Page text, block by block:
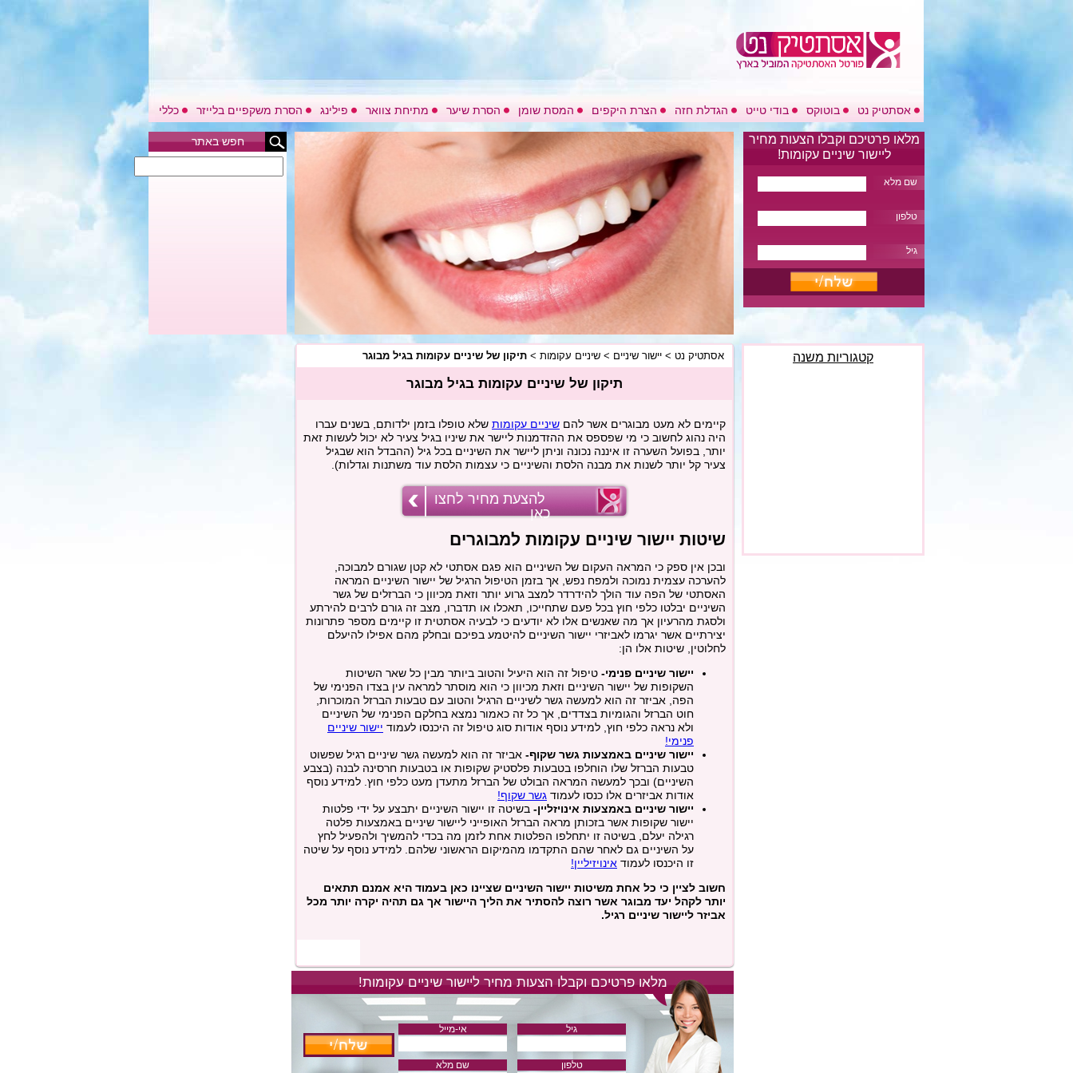
אסתטיק נט בוטוקס בודי טייט הגדלת חזה הצרת היקפים המסת שומן הסרת שיער מתיחת צוואר פילינג הסרת משקפיים בלייזר
כללי
בלוג
חפש באתר
אסתטיק נט > יישור שיניים > שיניים עקומות > תיקון של שיניים עקומות בגיל מבוגר
תיקון של שיניים עקומות בגיל מבוגר
קיימים לא מעט מבוגרים אשר להם שיניים עקומות שלא טופלו בזמן ילדותם, בשנים עברו
היה נהוג לחשוב כי מי שפספס את ההזדמנות ליישר את שיניו בגיל צעיר לא יכול לעשות זאת
יותר, בפועל השערה זו איננה נכונה וניתן ליישר את השיניים בכל גיל (ההבדל הוא שבגיל
צעיר קל יותר לשנות את מבנה הלסת והשיניים כי עצמות הלסת עוד משתנות וגדלות).
להצעת מחיר לחצו
כאן
שיטות יישור שיניים עקומות למבוגרים
ובכן אין ספק כי המראה העקום של השיניים הוא פגם אסתטי לא קטן שגורם למבוכה,
להערכה עצמית נמוכה ולמפח נפש, אך בזמן הטיפול הרגיל של יישור השיניים המראה
האסתטי של הפה עוד הולך להידרדר למצב גרוע יותר וזאת מכיוון כי הברזלים של גשר
השיניים יבלטו כלפי חוץ בכל פעם שתחייכו, תאכלו או תדברו, מצב זה גורם לרבים להירתע
ולסגת מהרעיון אך מה שאנשים אלו לא יודעים כי לבעיה אסתטית זו קיימים מספר פתרונות
יצירתיים אשר יגרמו לאביזרי יישור השיניים להיטמע בפיכם ובחלק מהם אפילו להיעלם
לחלוטין, שיטות אלו הן:
יישור שיניים פנימי- טיפול זה הוא היעיל והטוב ביותר מבין כל שאר השיטות
השקופות של יישור השיניים וזאת מכיוון כי הוא מוסתר למראה עין בצדו הפנימי של
הפה, אביזר זה הוא למעשה גשר לשיניים הרגיל והטוב עם טבעות הברזל המוכרות,
חוט הברזל והגומיות בצדדים, אך כל זה כאמור נמצא בחלקם הפנימי של השיניים
ולא נראה כלפי חוץ, למידע נוסף אודות סוג טיפול זה היכנסו לעמוד יישור שיניים
פנימי!
יישור שיניים באמצעות גשר שקוף- אביזר זה הוא למעשה גשר שיניים רגיל שפשוט
טבעות הברזל שלו הוחלפו בטבעות פלסטיק שקופות או בטבעות חרסינה לבנה (בצבע
השיניים) ובכך למעשה המראה הבולט של הברזל מתעדן מעט כלפי חוץ. למידע נוסף
אודות אביזרים אלו כנסו לעמוד גשר שקוף!
יישור שיניים באמצעות אינויזליין- בשיטה זו יישור השיניים יתבצע על ידי פלטות
יישור שקופות אשר בזכותן מראה הברזל האופייני ליישור שיניים באמצעות פלטה
רגילה יעלם, בשיטה זו יתחלפו הפלטות אחת לזמן מה בכדי להמשיך ולהפעיל לחץ
על השיניים גם לאחר שהם התקדמו מהמיקום הראשוני שלהם. למידע נוסף על שיטה
זו היכנסו לעמוד אינויזיליין!
חשוב לציין כי כל אחת משיטות יישור השיניים שציינו כאן בעמוד היא אמנם תתאים
יותר לקהל יעד מבוגר אשר רוצה להסתיר את הליך היישור אך גם תהיה יקרה יותר מכל
אביזר ליישור שיניים רגיל.
מלאו פרטיכם וקבלו הצעות מחיר ליישור שיניים עקומות!
אי-מייל גיל
שם מלא טלפון
מלאו פרטיכם וקבלו הצעות מחיר
ליישור שיניים עקומות!
שם מלא
טלפון
גיל
קטגוריות משנה